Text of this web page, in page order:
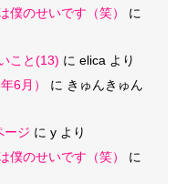
僕のせいです（笑）
に
こと(13) に elica より
6月）
に きゅんきゅん
ージ に y より
僕のせいです（笑）
に